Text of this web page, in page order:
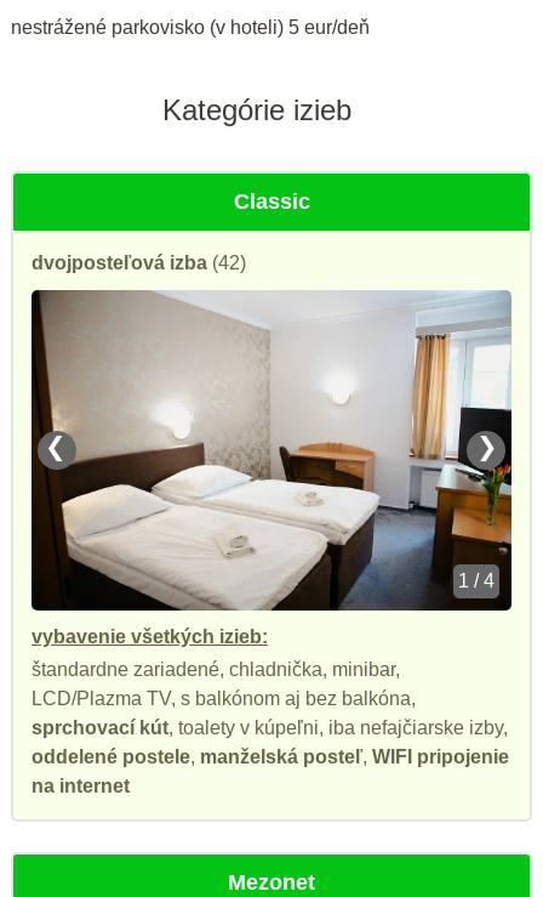
nestrážené parkovisko (v hoteli) 5 eur/deň
Kategórie izieb
Classic
dvojposteľová izba (42)
❮ ❯
1 / 4
vybavenie všetkých izieb:
štandardne zariadené, chladnička, minibar,
LCD/Plazma TV, s balkónom aj bez balkóna,
sprchovací kút, toalety v kúpeľni, iba nefajčiarske izby,
oddelené postele, manželská posteľ, WIFI pripojenie
na internet
Mezonet